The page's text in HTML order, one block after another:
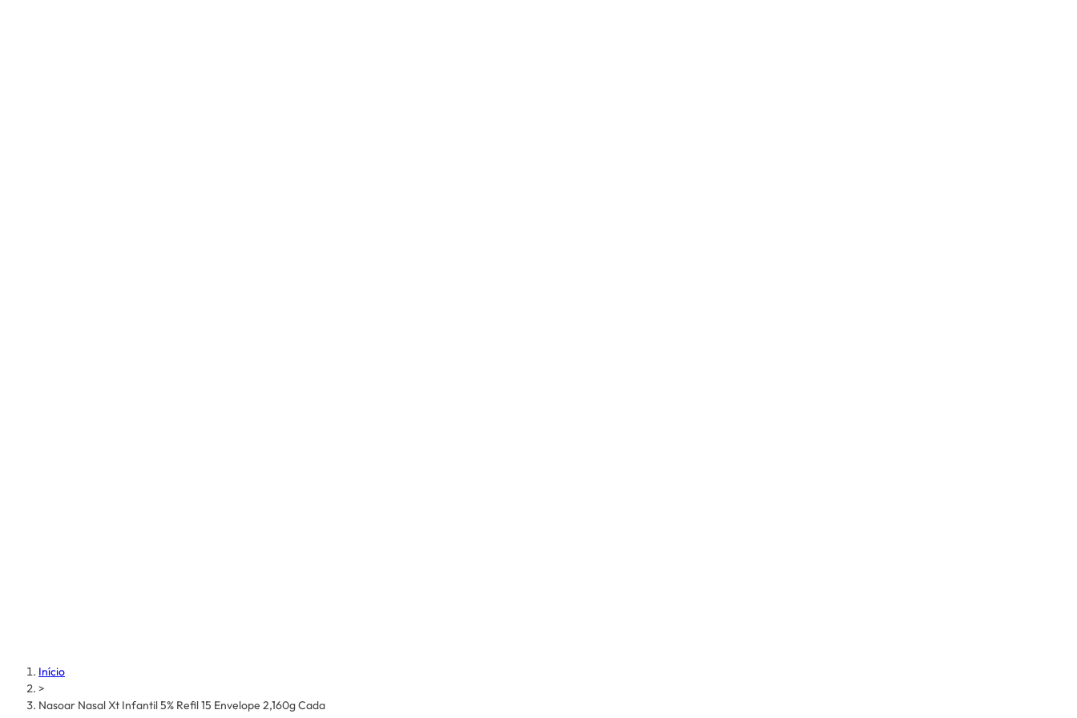
Início
>
Nasoar Nasal Xt Infantil 5% Refil 15 Envelope 2,160g Cada